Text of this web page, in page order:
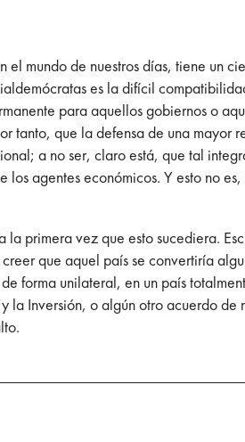
mundo de nuestros días, tiene un
es la difícil
para aquellos gobiernos o
tanto, que la defensa de una mayor
a no ser, claro está, que tal
agentes económicos. Y esto no
primera vez que esto sucediera.
que aquel país se convertiría
forma unilateral, en un país
la Inversión, o algún otro acuerdo de